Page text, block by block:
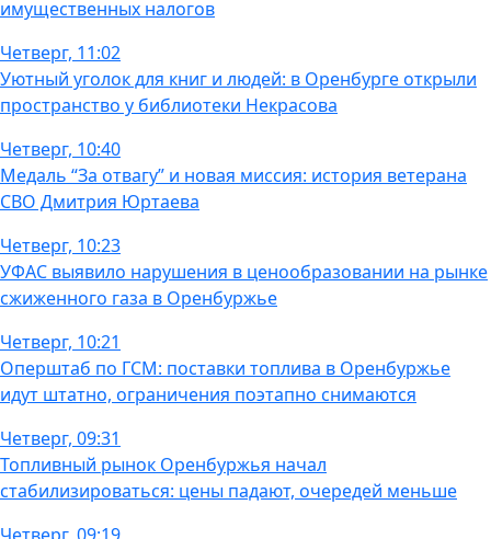
имущественных налогов
Четверг, 11:02
Уютный уголок для книг и людей: в Оренбурге открыли
пространство у библиотеки Некрасова
Четверг, 10:40
Медаль “За отвагу” и новая миссия: история ветерана
СВО Дмитрия Юртаева
Четверг, 10:23
УФАС выявило нарушения в ценообразовании на рынке
сжиженного газа в Оренбуржье
Четверг, 10:21
Оперштаб по ГСМ: поставки топлива в Оренбуржье
идут штатно, ограничения поэтапно снимаются
Четверг, 09:31
Топливный рынок Оренбуржья начал
стабилизироваться: цены падают, очередей меньше